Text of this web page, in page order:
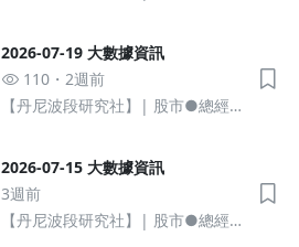
2026-07-19 大數據資訊
110
2週前
【丹尼波段研究社】| 股市●總經●
2026-07-15 大數據資訊
3週前
【丹尼波段研究社】| 股市●總經●